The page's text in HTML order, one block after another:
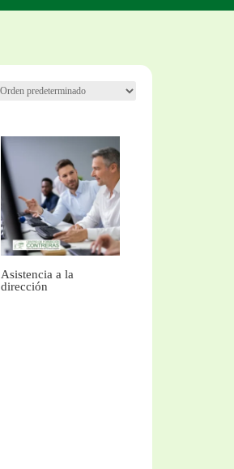
Asistencia a la
dirección